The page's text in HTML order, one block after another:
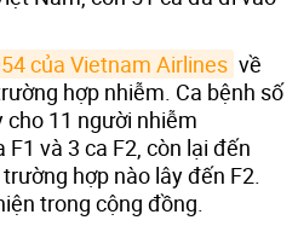
của Vietnam Airlines về
hợp nhiễm. Ca bệnh số
cho 11 người nhiễm
và 3 ca F2, còn lại đến
hợp nào lây đến F2.
trong cộng đồng.